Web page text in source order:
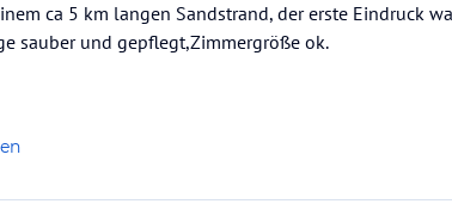
ca 5 km langen Sandstrand, der erste Eindruck
sauber und gepflegt,Zimmergröße ok.